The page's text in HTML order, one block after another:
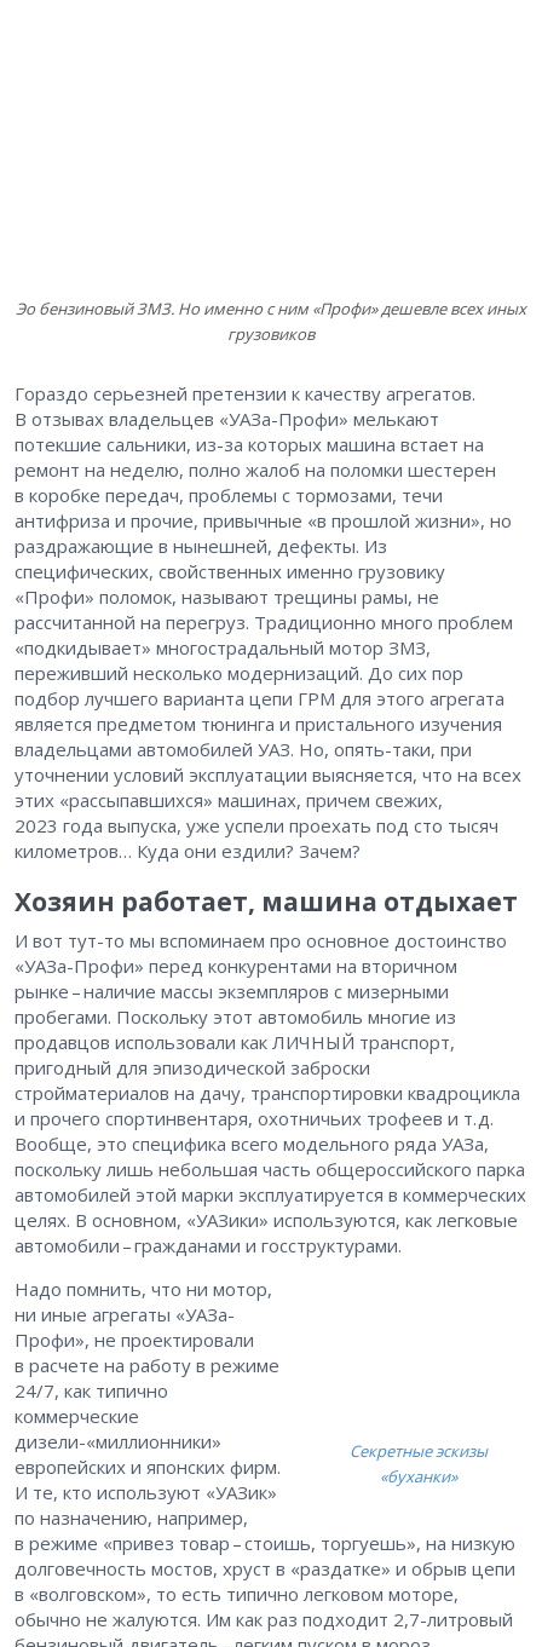
Эо бензиновый ЗМЗ. Но именно с ним «Профи» дешевле всех иных
грузовиков
Гораздо серьезней претензии к качеству агрегатов.
В отзывах владельцев «УАЗа-Профи» мелькают
потекшие сальники, из-за которых машина встает на
ремонт на неделю, полно жалоб на поломки шестерен
в коробке передач, проблемы с тормозами, течи
антифриза и прочие, привычные «в прошлой жизни», но
раздражающие в нынешней, дефекты. Из
специфических, свойственных именно грузовику
«Профи» поломок, называют трещины рамы, не
рассчитанной на перегруз. Традиционно много проблем
«подкидывает» многострадальный мотор ЗМЗ,
переживший несколько модернизаций. До сих пор
подбор лучшего варианта цепи ГРМ для этого агрегата
является предметом тюнинга и пристального изучения
владельцами автомобилей УАЗ. Но, опять-таки, при
уточнении условий эксплуатации выясняется, что на всех
этих «рассыпавшихся» машинах, причем свежих,
2023 года выпуска, уже успели проехать под сто тысяч
километров… Куда они ездили? Зачем?
Хозяин работает, машина отдыхает
И вот тут-то мы вспоминаем про основное достоинство
«УАЗа-Профи» перед конкурентами на вторичном
рынке – ​наличие массы экземпляров с мизерными
пробегами. Поскольку этот автомобиль многие из
продавцов использовали как ЛИЧНЫЙ транспорт,
пригодный для эпизодической заброски
стройматериалов на дачу, транспортировки квадроцикла
и прочего спортинвентаря, охотничьих трофеев и т. д.
Вообще, это специфика всего модельного ряда УАЗа,
поскольку лишь небольшая часть общероссийского парка
автомобилей этой марки эксплуатируется в коммерческих
целях. В основном, «УАЗики» используются, как легковые
автомобили – ​гражданами и госструктурами.
Секретные эскизы
«буханки»
Надо помнить, что ни мотор,
ни иные агрегаты «УАЗа-
Профи», не проектировали
в расчете на работу в режиме
24/7, как типично
коммерческие
дизели-«миллионники»
европейских и японских фирм.
И те, кто используют «УАЗик»
по назначению, например,
в режиме «привез товар – ​стоишь, торгуешь», на низкую
долговечность мостов, хруст в «раздатке» и обрыв цепи
в «волговском», то есть типично легковом моторе,
обычно не жалуются. Им как раз подходит 2,7-литровый